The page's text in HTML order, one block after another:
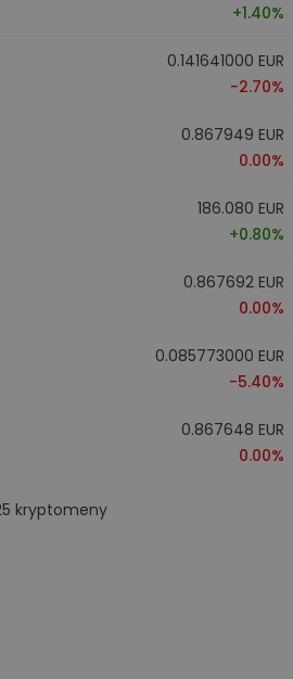
+1.40%
0.141641000 EUR
-2.70%
0.867949 EUR
0.00%
186.080 EUR
+0.80%
0.867692 EUR
0.00%
0.085773000 EUR
-5.40%
0.867648 EUR
0.00%
kryptomeny